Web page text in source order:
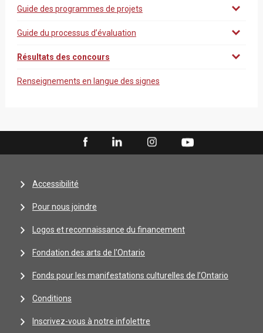
Guide des programmes de projets
Guide du processus d’évaluation
Résultats des concours
Renseignements en langue des signes
Accessibilité
Pour nous joindre
Logos et reconnaissance du financement
Fondation des arts de l'Ontario
Fonds pour les manifestations culturelles de l’Ontario
Conditions
Inscrivez-vous à notre infolettre